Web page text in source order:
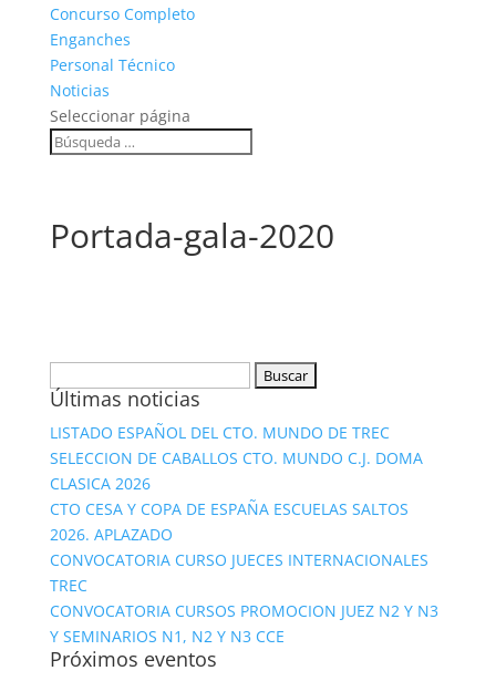
Concurso Completo
Enganches
Personal Técnico
Noticias
Seleccionar página
Portada-gala-2020
Últimas noticias
LISTADO ESPAÑOL DEL CTO. MUNDO DE TREC
SELECCION DE CABALLOS CTO. MUNDO C.J. DOMA
CLASICA 2026
CTO CESA Y COPA DE ESPAÑA ESCUELAS SALTOS
2026. APLAZADO
CONVOCATORIA CURSO JUECES INTERNACIONALES
TREC
CONVOCATORIA CURSOS PROMOCION JUEZ N2 Y N3
Y SEMINARIOS N1, N2 Y N3 CCE
Próximos eventos